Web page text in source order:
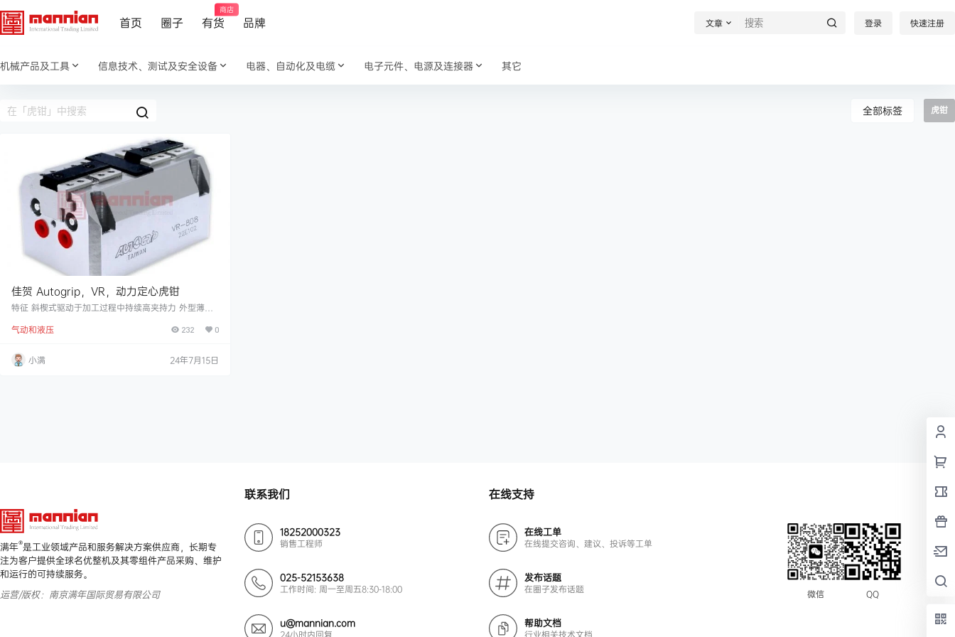
首页 圈子 有货
商店
品牌 文章 登录 快速注册
机械产品及工具 信息技术、测试及安全设备 电器、自动化及电缆 电子元件、电源及连接器 其它
全部标签 虎钳
佳贺 Autogrip，VR，动力定心虎钳
特征 斜楔式驱动于加工过程中持续高夹持力 外型薄、
建油压缸，可使用气压或油压为动力源 夹具上就有侧向
(mm)最大夹持直径(mm)最大夹持力 kN (kgf)气压最大
夹持力 kN (kgf)油压最大使用压力MPa(kgf/cm2)气压
气动和液压 232 0
小满 24年7月15日
满年®是工业领域产品和服务解决方案供应商，长期专
注为客户提供全球名优整机及其零组件产品采购、维护
和运行的可持续服务。
运营/版权：南京满年国际贸易有限公司
联系我们
18252000323
销售工程师
025-52153638
工作时间: 周一至周五8:30-18:00
u@mannian.com
24小时内回复
在线支持
在线工单
在线提交咨询、建议、投诉等工单
发布话题
在圈子发布话题
帮助文档
行业相关技术文档
微信 QQ